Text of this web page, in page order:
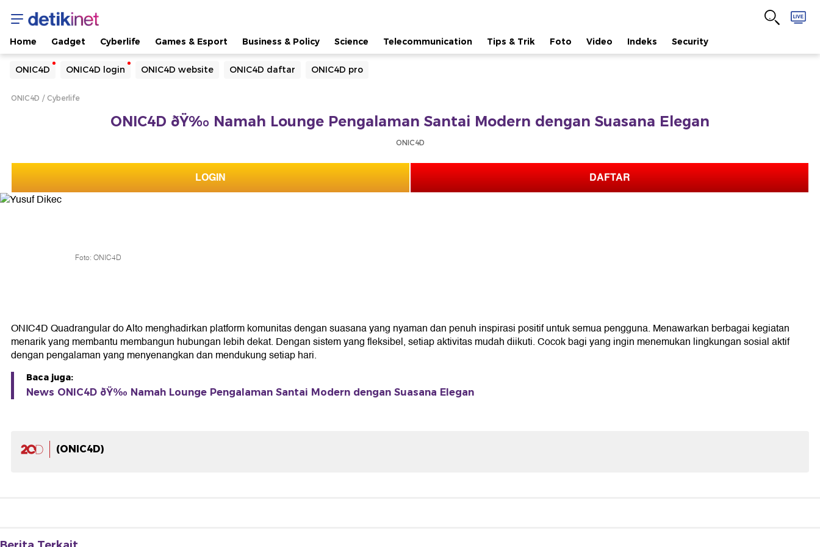
Home Gadget Cyberlife Games & Esport Business & Policy Science Telecommunication Tips & Trik Foto Video Indeks Security
ONIC4D ONIC4D login ONIC4D website ONIC4D daftar ONIC4D pro
Yang sedang ramai dicari
Loading...
ONIC4D Cyberlife
ONIC4D ðŸ‰ Namah Lounge Pengalaman Santai Modern dengan Suasana Elegan
ONIC4D
LOGIN DAFTAR
Foto: ONIC4D
ONIC4D Quadrangular do Alto menghadirkan platform komunitas dengan suasana yang nyaman dan penuh inspirasi positif untuk semua pengguna. Menawarkan berbagai kegiatan
menarik yang membantu membangun hubungan lebih dekat. Dengan sistem yang fleksibel, setiap aktivitas mudah diikuti. Cocok bagi yang ingin menemukan lingkungan sosial aktif
dengan pengalaman yang menyenangkan dan mendukung setiap hari.
Baca juga:
News ONIC4D ðŸ‰ Namah Lounge Pengalaman Santai Modern dengan Suasana Elegan
(ONIC4D)